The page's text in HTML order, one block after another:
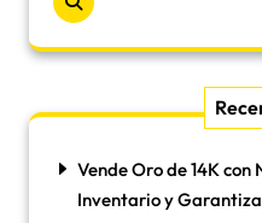
Vende Oro de 14K con
Inventario y